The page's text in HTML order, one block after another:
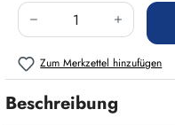
Produkt Anzahl:
Zum Merkzettel hinzufügen
Beschreibung